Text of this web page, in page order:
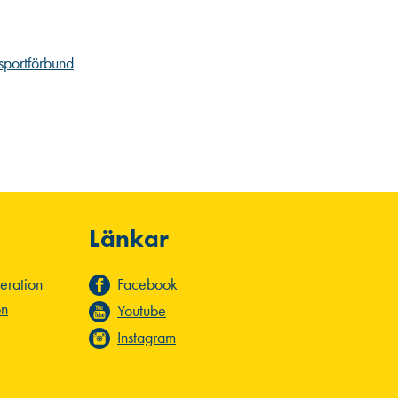
Länkar
Facebook
Youtube
Instagram